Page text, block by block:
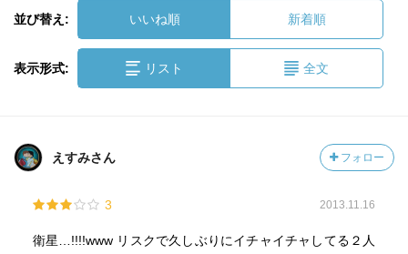
並び替え: いいね順 新着順
表示形式: リスト 全文
えすみさん フォロー
3 2013.11.16
衛星…!!!!www リスクで久しぶりにイチャイチャしてる２人